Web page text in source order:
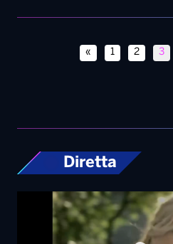
« 1 2 3
Diretta